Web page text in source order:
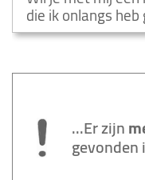
die ik onlangs
...Er zijn
gevonden